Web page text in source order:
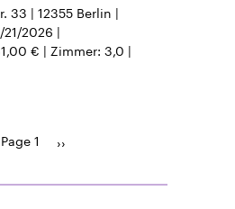
33 12355 Berlin
2026
€ Zimmer 3,0
Pagination
Page 1 Next
››